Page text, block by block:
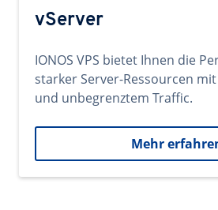
vServer
IONOS VPS bietet Ihnen die
starker Server-Ressourcen
und unbegrenztem Traffic.
Mehr